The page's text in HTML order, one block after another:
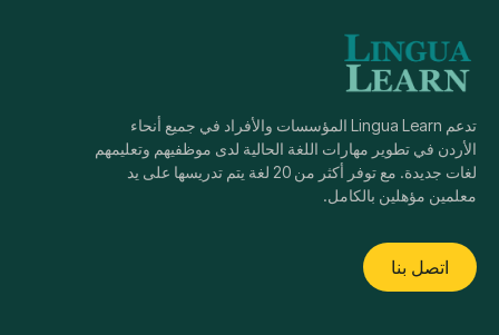
تدعم Lingua Learn المؤسسات والأفراد في جميع أنحاء
الأردن في تطوير مهارات اللغة الحالية لدى موظفيهم وتعليمهم
لغات جديدة. مع توفر أكثر من 20 لغة يتم تدريسها على يد
معلمين مؤهلين بالكامل.
اتصل بنا